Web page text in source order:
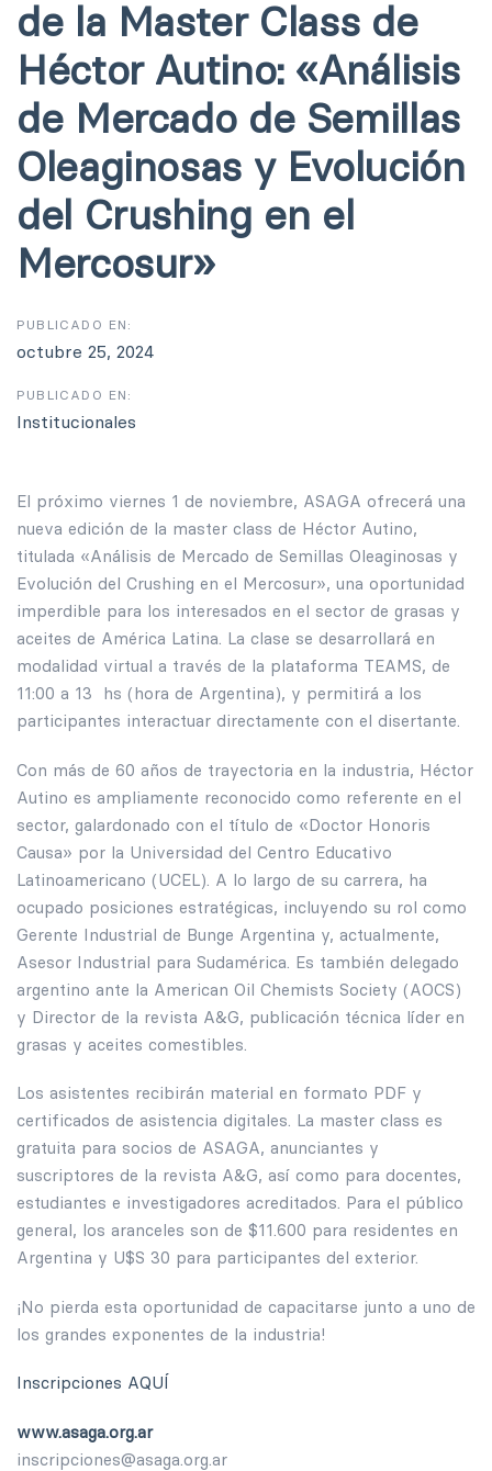
de la Master Class de
Héctor Autino: «Análisis
de Mercado de Semillas
Oleaginosas y Evolución
del Crushing en el
Mercosur»
PUBLICADO EN:
octubre 25, 2024
PUBLICADO EN:
Institucionales
El próximo viernes 1 de noviembre, ASAGA ofrecerá una
nueva edición de la master class de Héctor Autino,
titulada «Análisis de Mercado de Semillas Oleaginosas y
Evolución del Crushing en el Mercosur», una oportunidad
imperdible para los interesados en el sector de grasas y
aceites de América Latina. La clase se desarrollará en
modalidad virtual a través de la plataforma TEAMS, de
11:00 a 13 hs (hora de Argentina), y permitirá a los
participantes interactuar directamente con el disertante.
Con más de 60 años de trayectoria en la industria, Héctor
Autino es ampliamente reconocido como referente en el
sector, galardonado con el título de «Doctor Honoris
Causa» por la Universidad del Centro Educativo
Latinoamericano (UCEL). A lo largo de su carrera, ha
ocupado posiciones estratégicas, incluyendo su rol como
Gerente Industrial de Bunge Argentina y, actualmente,
Asesor Industrial para Sudamérica. Es también delegado
argentino ante la American Oil Chemists Society (AOCS)
y Director de la revista A&G, publicación técnica líder en
grasas y aceites comestibles.
Los asistentes recibirán material en formato PDF y
certificados de asistencia digitales. La master class es
gratuita para socios de ASAGA, anunciantes y
suscriptores de la revista A&G, así como para docentes,
estudiantes e investigadores acreditados. Para el público
general, los aranceles son de $11.600 para residentes en
Argentina y U$S 30 para participantes del exterior.
¡No pierda esta oportunidad de capacitarse junto a uno de
los grandes exponentes de la industria!
Inscripciones AQUÍ
www.asaga.org.ar
inscripciones@asaga.org.ar